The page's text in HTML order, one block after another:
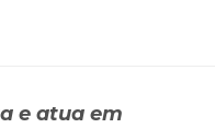
e atua em